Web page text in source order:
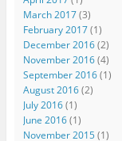
March 2017(3)
February 2017(1)
December 2016(2)
November 2016(4)
September 2016(1)
August 2016(2)
July 2016(1)
June 2016(1)
November 2015(1)